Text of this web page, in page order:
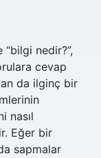
nedir?”,
cevap
da ilginç bir
nasıl
Eğer bir
sapmalar